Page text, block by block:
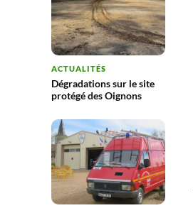
ACTUALITÉS
Dégradations sur le site
protégé des Oignons